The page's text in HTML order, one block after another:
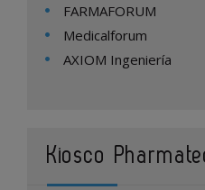
FARMAFORUM
Medicalforum
AXIOM Ingeniería
Kiosco